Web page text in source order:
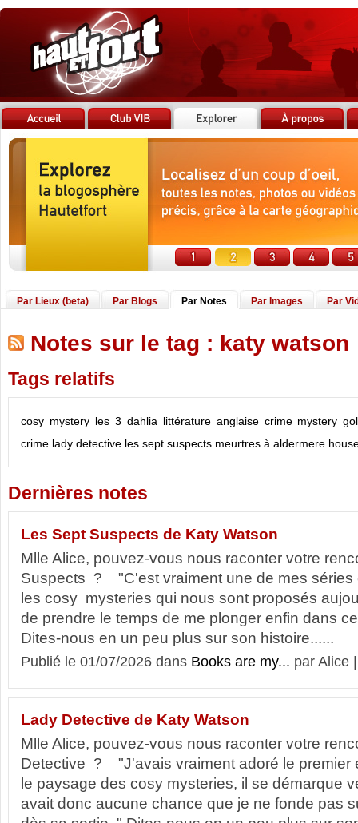
Par Lieux (beta) Par Blogs Par Notes Par Images Par
Notes sur le tag : katy watson
Tags relatifs
cosy mystery les 3 dahlia littérature anglaise crime mystery
crime lady detective les sept suspects meurtres à aldermere
Dernières notes
Les Sept Suspects de Katy Watson
Mlle Alice, pouvez-vous nous raconter votre
Suspects ? "C'est vraiment une de mes séries
les cosy mysteries qui nous sont proposés
de prendre le temps de me plonger enfin dans
Dites-nous en un peu plus sur son histoire......
Publié le 01/07/2026 dans Books are my... par Alice
Lady Detective de Katy Watson
Mlle Alice, pouvez-vous nous raconter votre
Detective ? "J'avais vraiment adoré le premier
le paysage des cosy mysteries, il se démarque
avait donc aucune chance que je ne fonde pas